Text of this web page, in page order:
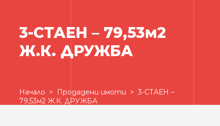
3-СТАЕН – 79,53м2
Ж.К. ДРУЖБА
Начало > Продадени имоти > 3-СТАЕН –
79,53м2 Ж.К. ДРУЖБА